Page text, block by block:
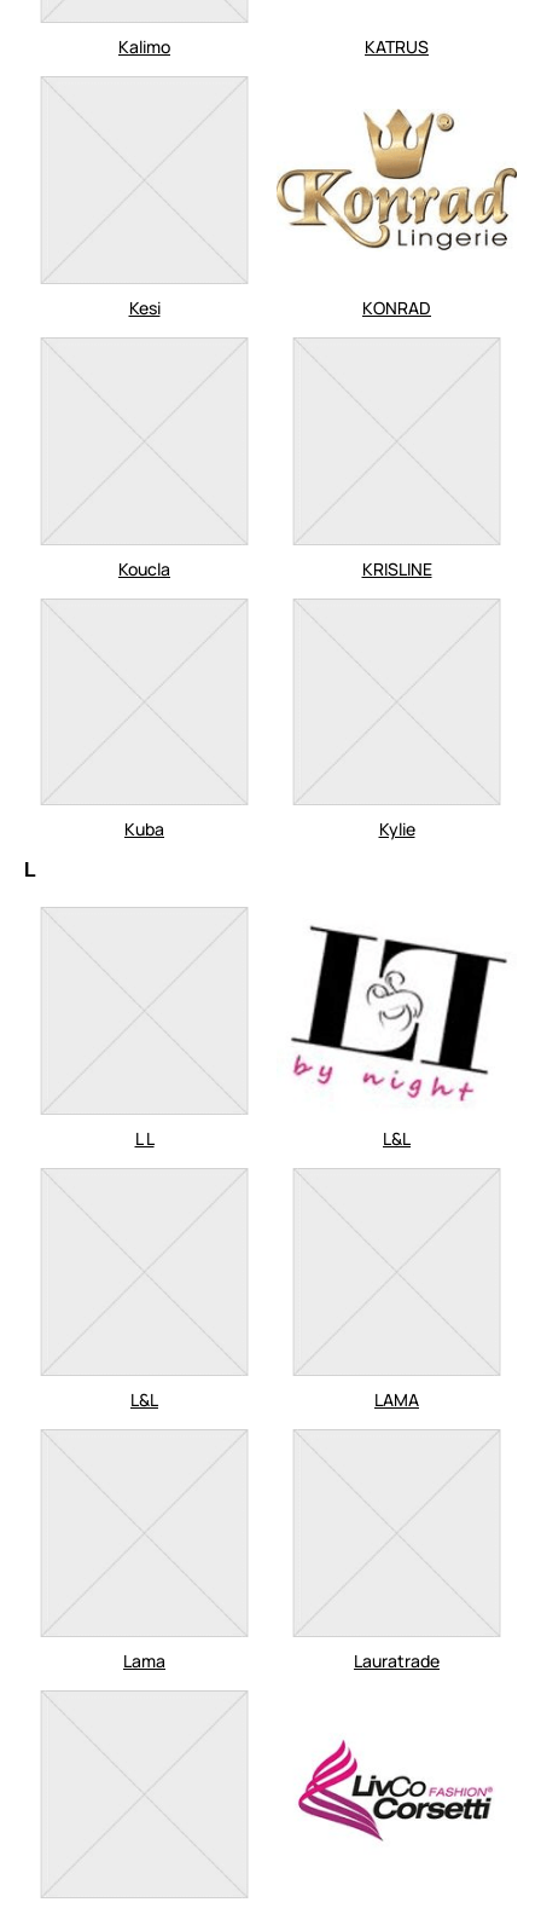
Kalimo KATRUS
Kesi KONRAD
Koucla KRISLINE
Kuba Kylie
L
L L L&L
L&L LAMA
Lama Lauratrade